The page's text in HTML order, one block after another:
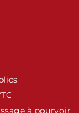
à pourvoir